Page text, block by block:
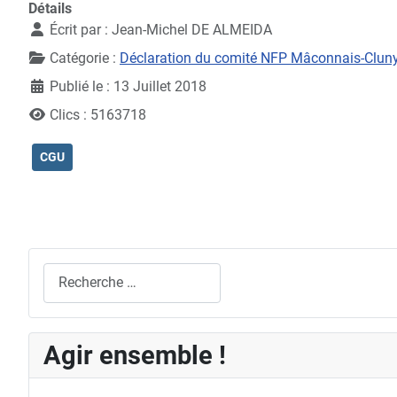
Détails
Écrit par : Jean-Michel DE ALMEIDA
Catégorie : Déclaration du comité NFP Mâconnais-
Publié le : 13 Juillet 2018
Clics : 5163718
CGU
Agir ensemble !